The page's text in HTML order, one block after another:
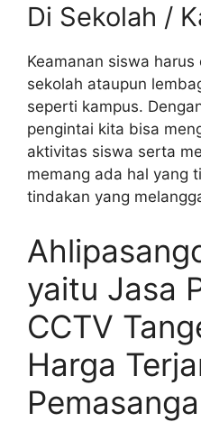
Di Sekolah /
Keamanan siswa
sekolah ataupun
seperti kampus.
pengintai kita bisa
aktivitas siswa serta
memang ada hal yang
tindakan yang
yaitu Jasa
CCTV
Harga